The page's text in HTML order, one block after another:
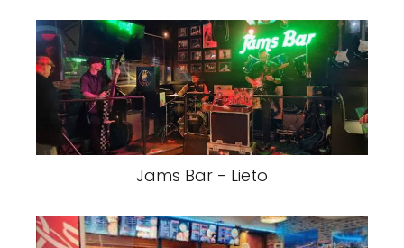
Jams Bar - Lieto